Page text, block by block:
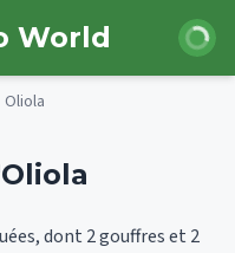
World
Oliola
dont 2 gouffres et 2